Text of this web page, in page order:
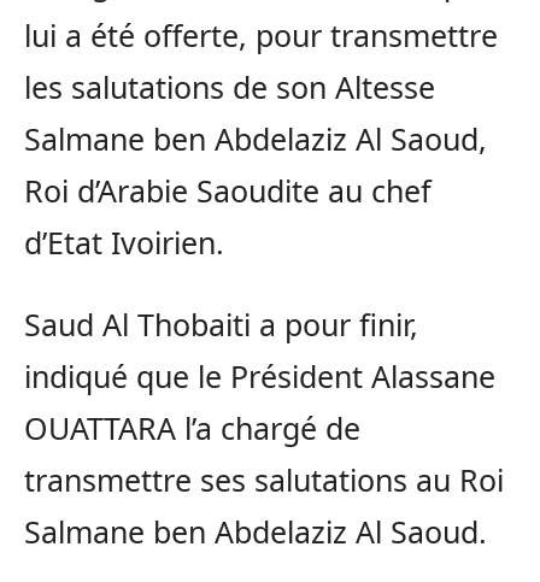
lui a été offerte, pour transmettre
les salutations de son Altesse
Salmane ben Abdelaziz Al Saoud,
Roi d’Arabie Saoudite au chef
d’Etat Ivoirien.
Saud Al Thobaiti a pour finir,
indiqué que le Président Alassane
OUATTARA l’a chargé de
transmettre ses salutations au Roi
Salmane ben Abdelaziz Al Saoud.